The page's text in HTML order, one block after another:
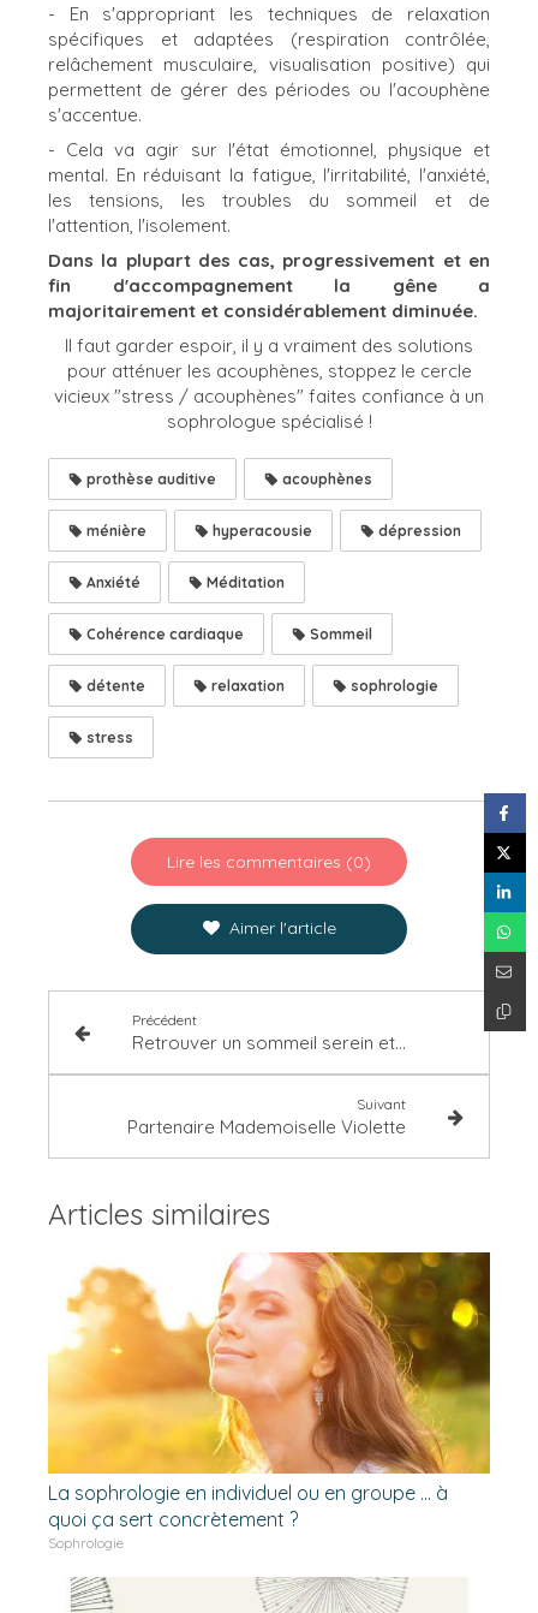
- En s'appropriant les techniques de relaxation
spécifiques et adaptées (respiration contrôlée,
relâchement musculaire, visualisation positive) qui
permettent de gérer des périodes ou l'acouphène
s'accentue.
- Cela va agir sur l'état émotionnel, physique et
mental. En réduisant la fatigue, l'irritabilité, l'anxiété,
les tensions, les troubles du sommeil et de
l'attention, l'isolement.
Dans la plupart des cas, progressivement et en
fin d'accompagnement la gêne a
majoritairement et considérablement diminuée.
Il faut garder espoir, il y a vraiment des solutions
pour atténuer les acouphènes, stoppez le cercle
vicieux "stress / acouphènes" faites confiance à un
sophrologue spécialisé !
prothèse auditive acouphènes
ménière hyperacousie dépression
Anxiété Méditation
Cohérence cardiaque Sommeil
détente relaxation sophrologie
stress
Lire les commentaires (0)
Aimer l'article
Précédent
Retrouver un sommeil serein et réparateur
Suivant
Partenaire Mademoiselle Violette
Articles similaires
La sophrologie en individuel ou en groupe ... à
quoi ça sert concrètement ?
Sophrologie